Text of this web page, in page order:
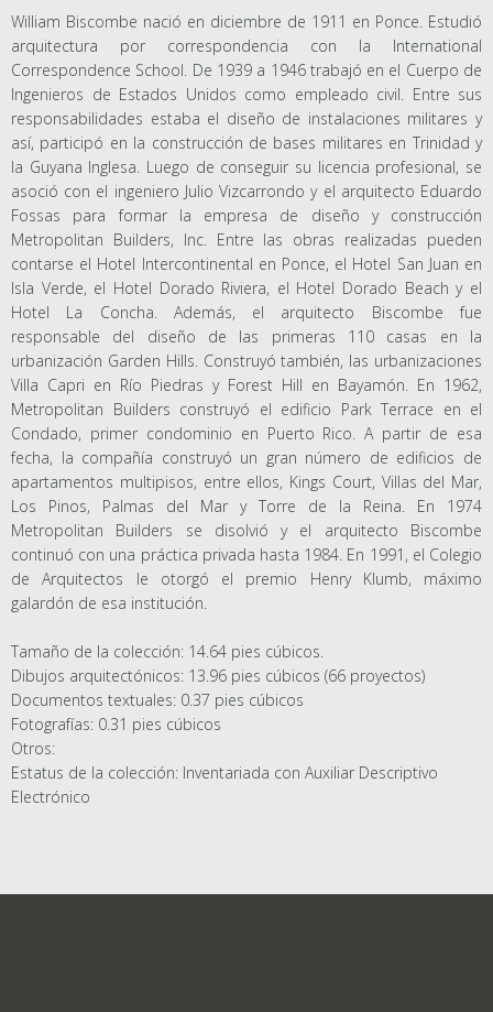
William Biscombe nació en diciembre de 1911 en Ponce. Estudió
arquitectura por correspondencia con la International
Correspondence School. De 1939 a 1946 trabajó en el Cuerpo de
Ingenieros de Estados Unidos como empleado civil. Entre sus
responsabilidades estaba el diseño de instalaciones militares y
así, participó en la construcción de bases militares en Trinidad y
la Guyana Inglesa. Luego de conseguir su licencia profesional, se
asoció con el ingeniero Julio Vizcarrondo y el arquitecto Eduardo
Fossas para formar la empresa de diseño y construcción
Metropolitan Builders, Inc. Entre las obras realizadas pueden
contarse el Hotel Intercontinental en Ponce, el Hotel San Juan en
Isla Verde, el Hotel Dorado Riviera, el Hotel Dorado Beach y el
Hotel La Concha. Además, el arquitecto Biscombe fue
responsable del diseño de las primeras 110 casas en la
urbanización Garden Hills. Construyó también, las urbanizaciones
Villa Capri en Río Piedras y Forest Hill en Bayamón. En 1962,
Metropolitan Builders construyó el edificio Park Terrace en el
Condado, primer condominio en Puerto Rico. A partir de esa
fecha, la compañía construyó un gran número de edificios de
apartamentos multipisos, entre ellos, Kings Court, Villas del Mar,
Los Pinos, Palmas del Mar y Torre de la Reina. En 1974
Metropolitan Builders se disolvió y el arquitecto Biscombe
continuó con una práctica privada hasta 1984. En 1991, el Colegio
de Arquitectos le otorgó el premio Henry Klumb, máximo
galardón de esa institución.
Tamaño de la colección: 14.64 pies cúbicos.
Dibujos arquitectónicos: 13.96 pies cúbicos (66 proyectos)
Documentos textuales: 0.37 pies cúbicos
Fotografías: 0.31 pies cúbicos
Otros:
Estatus de la colección: Inventariada con Auxiliar Descriptivo
Electrónico